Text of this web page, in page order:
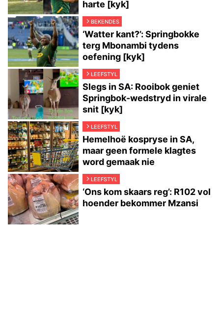
harte [kyk]
BEKENDES
‘Watter kant?’: Springbokke
terg Mbonambi tydens
oefening [kyk]
LEEFSTYL
Slegs in SA: Rooibok geniet
Springbok-wedstryd in virale
snit [kyk]
LEEFSTYL
Hemelhoë kospryse in SA,
maar geen formele klagtes
word gemaak nie
LEEFSTYL
‘Ons kom skaars reg’: R102 vol
hoender bekommer Mzansi